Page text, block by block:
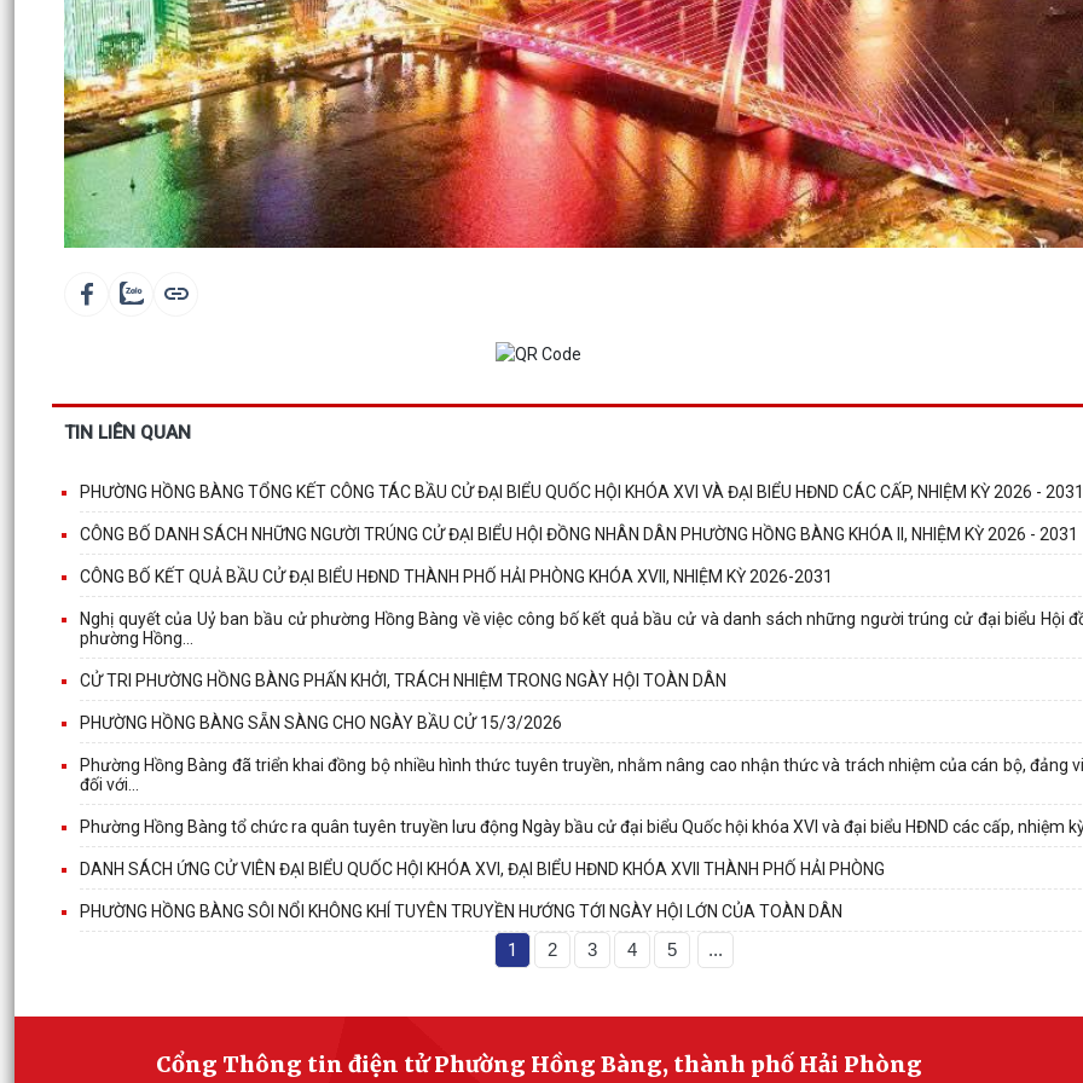
TIN LIÊN QUAN
PHƯỜNG HỒNG BÀNG TỔNG KẾT CÔNG TÁC BẦU CỬ ĐẠI BIỂU QUỐC HỘI KHÓA XVI VÀ ĐẠI BIỂU HĐND CÁC CẤP, NHIỆM KỲ 2026 - 2031
CÔNG BỐ DANH SÁCH NHỮNG NGƯỜI TRÚNG CỬ ĐẠI BIỂU HỘI ĐỒNG NHÂN DÂN PHƯỜNG HỒNG BÀNG KHÓA II, NHIỆM KỲ 2026 - 2031
CÔNG BỐ KẾT QUẢ BẦU CỬ ĐẠI BIỂU HĐND THÀNH PHỐ HẢI PHÒNG KHÓA XVII, NHIỆM KỲ 2026-2031
Nghị quyết của Uỷ ban bầu cử phường Hồng Bàng về việc công bố kết quả bầu cử và danh sách những người trúng cử đại biểu Hội
phường Hồng...
CỬ TRI PHƯỜNG HỒNG BÀNG PHẤN KHỞI, TRÁCH NHIỆM TRONG NGÀY HỘI TOÀN DÂN
PHƯỜNG HỒNG BÀNG SẴN SÀNG CHO NGÀY BẦU CỬ 15/3/2026
Phường Hồng Bàng đã triển khai đồng bộ nhiều hình thức tuyên truyền, nhằm nâng cao nhận thức và trách nhiệm của cán bộ, đảng
đối với...
Phường Hồng Bàng tổ chức ra quân tuyên truyền lưu động Ngày bầu cử đại biểu Quốc hội khóa XVI và đại biểu HĐND các cấp, nhiệm
DANH SÁCH ỨNG CỬ VIÊN ĐẠI BIỂU QUỐC HỘI KHÓA XVI, ĐẠI BIỂU HĐND KHÓA XVII THÀNH PHỐ HẢI PHÒNG
PHƯỜNG HỒNG BÀNG SÔI NỔI KHÔNG KHÍ TUYÊN TRUYỀN HƯỚNG TỚI NGÀY HỘI LỚN CỦA TOÀN DÂN
1 2 3 4 5 ...
Cổng Thông tin điện tử Phường Hồng Bàng, thành phố Hải Phòng